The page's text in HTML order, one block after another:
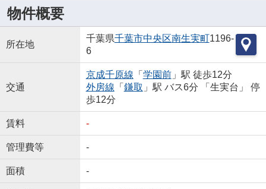
物件概要
所在地
千葉県千葉市中央区南生実町1196-
6
交通
京成千原線 「 学園前」駅 徒歩12分
外房線 「 鎌取 」駅 バス6分 「生実台」 停
歩12分
賃料 -
管理費等 -
面積 -